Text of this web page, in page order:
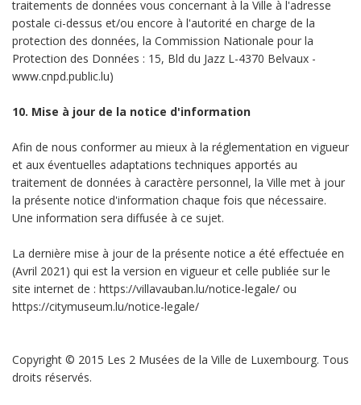
traitements de données vous concernant à la Ville à l'adresse
postale ci-dessus et/ou encore à l'autorité en charge de la
protection des données, la Commission Nationale pour la
Protection des Données : 15, Bld du Jazz L-4370 Belvaux -
www.cnpd.public.lu)
10. Mise à jour de la notice d'information
Afin de nous conformer au mieux à la réglementation en vigueur
et aux éventuelles adaptations techniques apportés au
traitement de données à caractère personnel, la Ville met à jour
la présente notice d'information chaque fois que nécessaire.
Une information sera diffusée à ce sujet.
La dernière mise à jour de la présente notice a été effectuée en
(Avril 2021) qui est la version en vigueur et celle publiée sur le
site internet de : https://villavauban.lu/notice-legale/ ou
https://citymuseum.lu/notice-legale/
Copyright © 2015 Les 2 Musées de la Ville de Luxembourg. Tous
droits réservés.